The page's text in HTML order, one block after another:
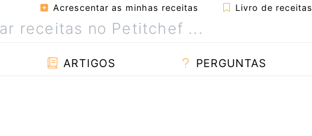
Acrescentar as minhas receitas Livro de receitas
ARTIGOS PERGUNTAS